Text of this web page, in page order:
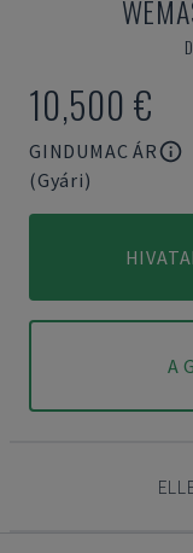
10,500 €
GINDUMAC ÁR
(Gyári)
A